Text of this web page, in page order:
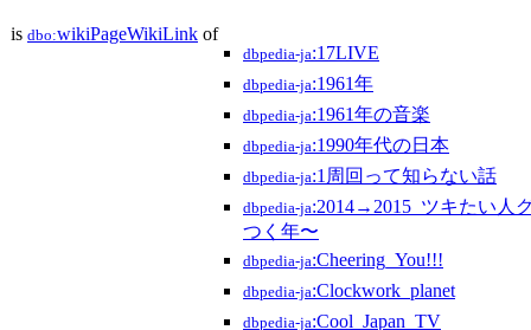
is dbo:wikiPageWikiLink of
dbpedia-ja:17LIVE
dbpedia-ja:1961年
dbpedia-ja:1961年の音楽
dbpedia-ja:1990年代の日本
dbpedia-ja:1周回って知らない話
dbpedia-ja:2014→2015_ツキたい人
つく年〜
dbpedia-ja:Cheering_You!!!
dbpedia-ja:Clockwork_planet
dbpedia-ja:Cool_Japan_TV